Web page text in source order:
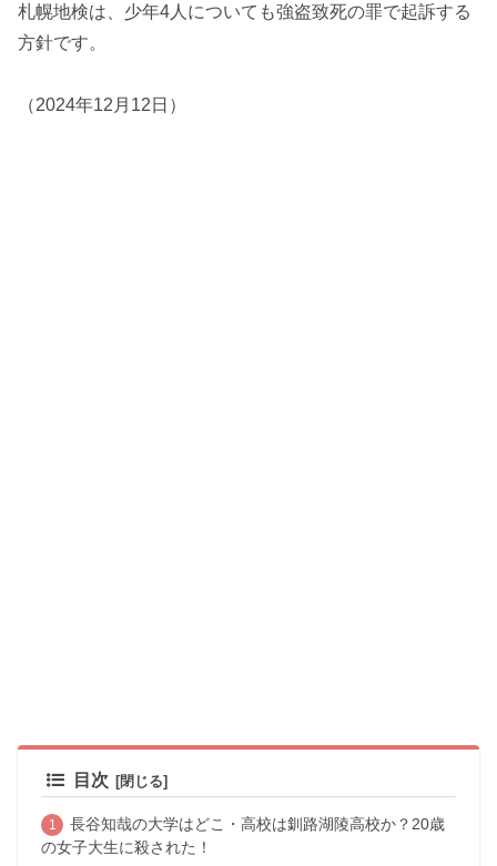
札幌地検は、少年4人についても強盗致死の罪で起訴する
方針です。
（2024年12月12日）
目次
長谷知哉の大学はどこ・高校は釧路湖陵高校か？20歳
の女子大生に殺された！